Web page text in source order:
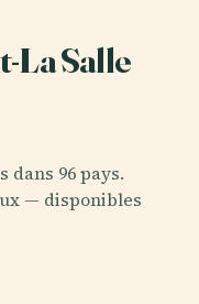
La Salle
dans 96 pays.
— disponibles